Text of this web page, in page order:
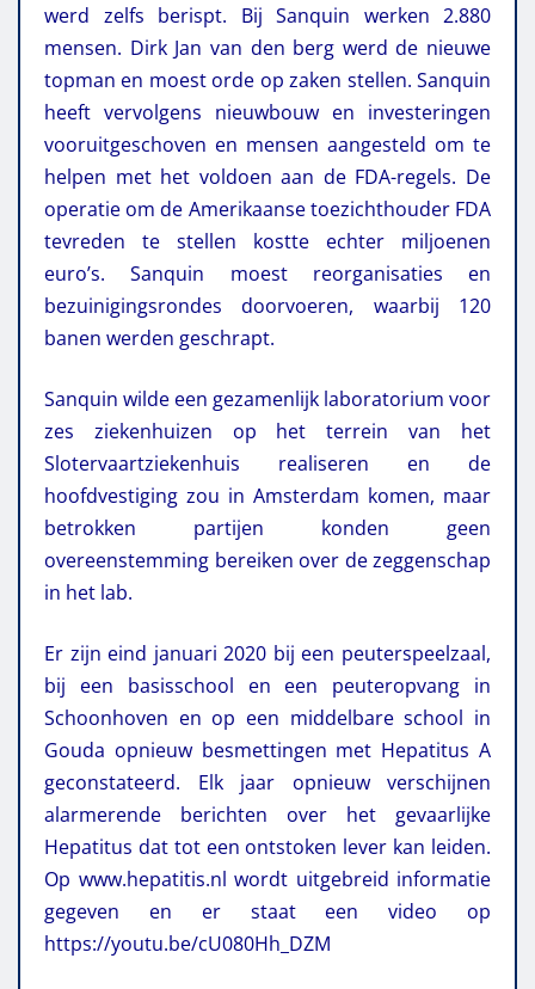
werd zelfs berispt. Bij Sanquin werken 2.880
mensen. Dirk Jan van den berg werd de nieuwe
topman en moest orde op zaken stellen. Sanquin
heeft vervolgens nieuwbouw en investeringen
vooruitgeschoven en mensen aangesteld om te
helpen met het voldoen aan de FDA-regels. De
operatie om de Amerikaanse toezichthouder FDA
tevreden te stellen kostte echter miljoenen
euro’s. Sanquin moest reorganisaties en
bezuinigingsrondes doorvoeren, waarbij 120
banen werden geschrapt.
Sanquin wilde een gezamenlijk laboratorium voor
zes ziekenhuizen op het terrein van het
Slotervaartziekenhuis realiseren en de
hoofdvestiging zou in Amsterdam komen, maar
betrokken partijen konden geen
overeenstemming bereiken over de zeggenschap
in het lab.
Er zijn eind januari 2020 bij een peuterspeelzaal,
bij een basisschool en een peuteropvang in
Schoonhoven en op een middelbare school in
Gouda opnieuw besmettingen met Hepatitus A
geconstateerd. Elk jaar opnieuw verschijnen
alarmerende berichten over het gevaarlijke
Hepatitus dat tot een ontstoken lever kan leiden.
Op www.hepatitis.nl wordt uitgebreid informatie
gegeven en er staat een video op
https://youtu.be/cU080Hh_DZM